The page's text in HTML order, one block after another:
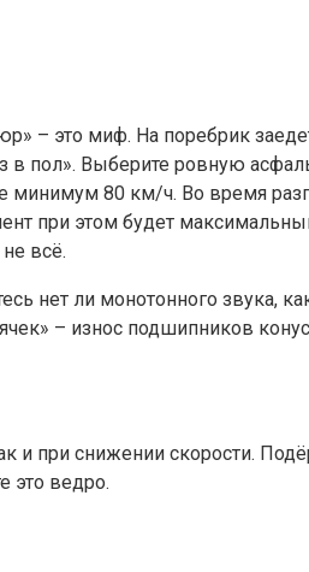
– это миф. На поребрик
в пол». Выберите ровную
минимум 80 км/ч. Во время
при этом будет
всё.
нет ли монотонного звука,
– износ подшипников
и при снижении скорости.
это ведро.